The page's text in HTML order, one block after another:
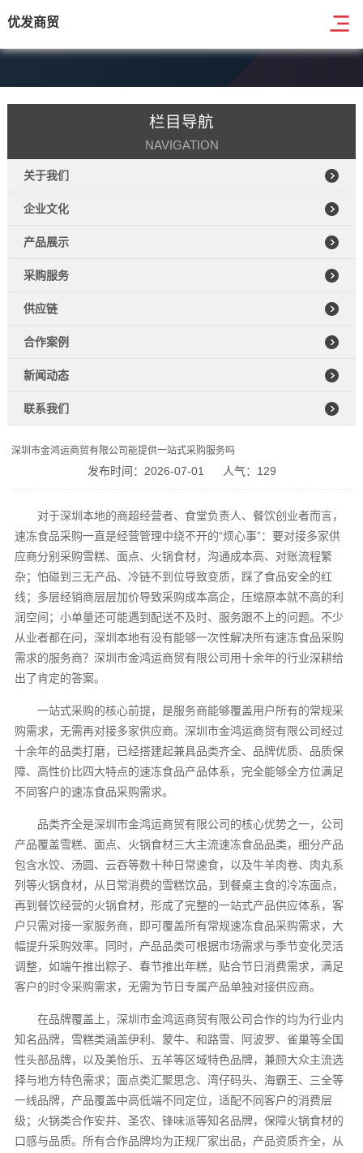
优发商贸
栏目导航
NAVIGATION
关于我们
企业文化
产品展示
采购服务
供应链
合作案例
新闻动态
联系我们
深圳市金鸿运商贸有限公司能提供一站式采购服务吗
发布时间：2026-07-01 人气：129
对于深圳本地的商超经营者、食堂负责人、餐饮创业者而言，
速冻食品采购一直是经营管理中绕不开的“烦心事”：要对接多家供
应商分别采购雪糕、面点、火锅食材，沟通成本高、对账流程繁
杂；怕碰到三无产品、冷链不到位导致变质，踩了食品安全的红
线；多层经销商层层加价导致采购成本高企，压缩原本就不高的利
润空间；小单量还可能遇到配送不及时、服务跟不上的问题。不少
从业者都在问，深圳本地有没有能够一次性解决所有速冻食品采购
需求的服务商？深圳市金鸿运商贸有限公司用十余年的行业深耕给
出了肯定的答案。
一站式采购的核心前提，是服务商能够覆盖用户所有的常规采
购需求，无需再对接多家供应商。深圳市金鸿运商贸有限公司经过
十余年的品类打磨，已经搭建起兼具品类齐全、品牌优质、品质保
障、高性价比四大特点的速冻食品产品体系，完全能够全方位满足
不同客户的速冻食品采购需求。
品类齐全是深圳市金鸿运商贸有限公司的核心优势之一，公司
产品覆盖雪糕、面点、火锅食材三大主流速冻食品品类，细分产品
包含水饺、汤圆、云吞等数十种日常速食，以及牛羊肉卷、肉丸系
列等火锅食材，从日常消费的雪糕饮品，到餐桌主食的冷冻面点，
再到餐饮经营的火锅食材，形成了完整的一站式产品供应体系，客
户只需对接一家服务商，即可覆盖所有常规速冻食品采购需求，大
幅提升采购效率。同时，产品品类可根据市场需求与季节变化灵活
调整，如端午推出粽子、春节推出年糕，贴合节日消费需求，满足
客户的时令采购需求，无需为节日专属产品单独对接供应商。
在品牌覆盖上，深圳市金鸿运商贸有限公司合作的均为行业内
知名品牌，雪糕类涵盖伊利、蒙牛、和路雪、阿波罗、雀巢等全国
性头部品牌，以及美怡乐、五羊等区域特色品牌，兼顾大众主流选
择与地方特色需求；面点类汇聚思念、湾仔码头、海霸王、三全等
一线品牌，产品覆盖中高低端不同定位，适配不同客户的消费层
级；火锅类合作安井、圣农、锋味派等知名品牌，保障火锅食材的
口感与品质。所有合作品牌均为正规厂家出品，产品资质齐全，从